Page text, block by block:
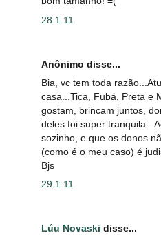
28.1.11
Anônimo disse...
Bia, vc tem toda
casa...Tica, Fubá, Preta e
gostam, brincam juntos,
deles foi super
sozinho, e que os donos
(como é o meu caso) é
Bjs
29.1.11
Lúu Novaski disse...